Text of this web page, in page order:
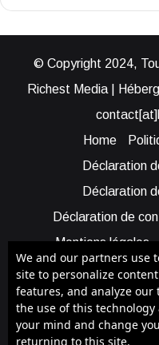
© Copyright 2024,
Richest Media |
Home
Déclaration
Déclaration
Déclaration de
Mentions légales
Cookie Policy
Qui sommes-nous ?
Bénéficier
We and our partners use
site to personalize
features, and analyze our
the use of this technology
your mind and change
returning to this site.